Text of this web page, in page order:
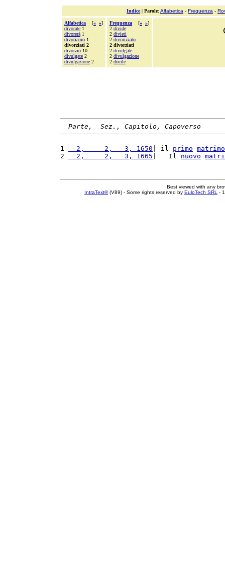
Indice| Parole: Alfabetica - Frequenza -
Alfabetica [« »]
divorate 1
divorerà 1
divoriamo 1
divorziati 2
divorzio 10
divulgate 2
divulgazione 2
Frequenza [« »]
2 divide
2 divieti
2 divinizzato
2 divorziati
2 divulgate
2 divulgazione
2 docile
Parte,  Sez., Capitolo, Capoverso
1
  2,     2,   3, 1650
| il primo
2
  2,     2,   3, 1665
|   Il nuovo
Best viewed with any
IntraText®(V89) - Some rights reserved by EuloTech SRL -